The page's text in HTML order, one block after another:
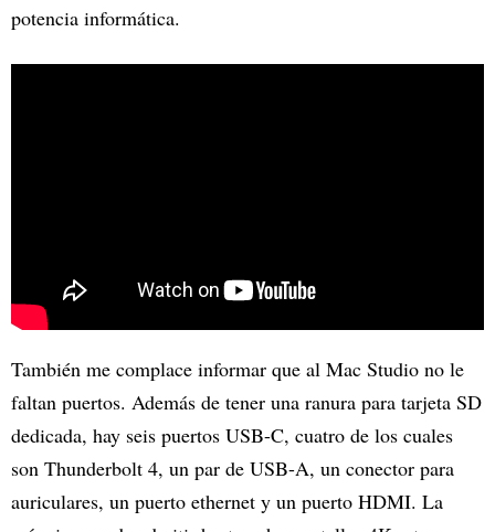
potencia informática.
También me complace informar que al Mac Studio no le
faltan puertos. Además de tener una ranura para tarjeta SD
dedicada, hay seis puertos USB-C, cuatro de los cuales
son Thunderbolt 4, un par de USB-A, un conector para
auriculares, un puerto ethernet y un puerto HDMI. La